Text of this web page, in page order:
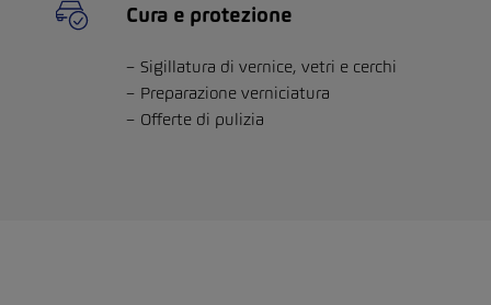
Cura e protezione
Sigillatura di vernice, vetri e cerchi
Preparazione verniciatura
Offerte di pulizia